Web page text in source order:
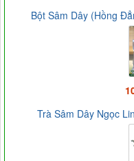
Bột Sâm Dây (Hồng
Trà Sâm Dây Ngọc